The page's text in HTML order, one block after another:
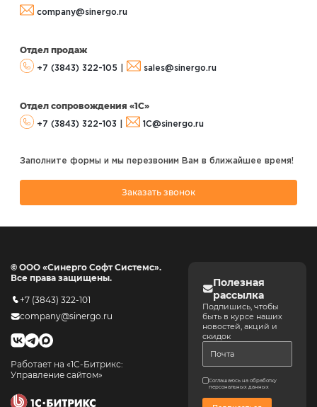
company@sinergo.ru
Отдел продаж
+7 (3843) 322-105 sales@sinergo.ru
Отдел сопровождения «1С»
+7 (3843) 322-103 1C@sinergo.ru
Заполните формы и мы перезвоним Вам в ближайшее время!
Заказать звонок
© ООО «Синерго Софт Системс».
Все права защищены.
+7 (3843) 322-101
company@sinergo.ru
Работает на «1С-Битрикс:
Управление сайтом»
Полезная
рассылка
Подпишись, чтобы
быть в курсе наших
новостей, акций и
скидок
Соглашаюсь на обработку
персональных данных